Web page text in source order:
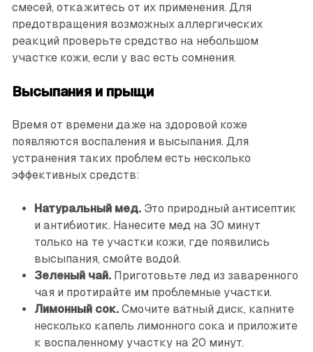
смесей, откажитесь от их применения. Для
предотвращения возможных аллергических
реакций проверьте средство на небольшом
участке кожи, если у вас есть сомнения.
Высыпания и прыщи
Время от времени даже на здоровой коже
появляются воспаления и высыпания. Для
устранения таких проблем есть несколько
эффективных средств:
Натуральный мед.Это природный антисептик
и антибиотик. Нанесите мед на 30 минут
только на те участки кожи, где появились
высыпания, смойте водой.
Зеленый чай.Приготовьте лед из заваренного
чая и протирайте им проблемные участки.
Лимонный сок.Смочите ватный диск, капните
несколько капель лимонного сока и приложите
к воспаленному участку на 20 минут.